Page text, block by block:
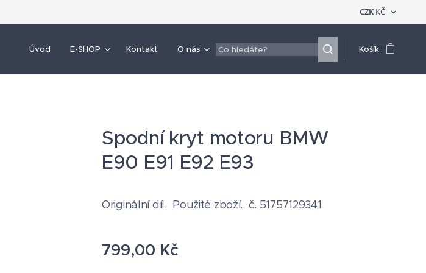
CZK KČ
Úvod E-SHOP Kontakt O nás Košík
Spodní kryt motoru BMW
E90 E91 E92 E93
Originální díl. Použité zboží. č. 51757129341
799,00 Kč